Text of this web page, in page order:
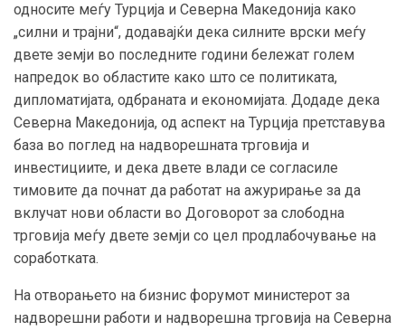
односите меѓу Турција и Северна Македонија како
„силни и трајни“, додавајќи дека силните врски меѓу
двете земји во последните години бележат голем
напредок во областите како што се политиката,
дипломатијата, одбраната и економијата. Додаде дека
Северна Македонија, од аспект на Турција претставува
база во поглед на надворешната трговија и
инвестициите, и дека двете влади се согласиле
тимовите да почнат да работат на ажурирање за да
вклучат нови области во Договорот за слободна
трговија меѓу двете земји со цел продлабочување на
соработката.
На отворањето на бизнис форумот министерот за
надворешни работи и надворешна трговија на Северна